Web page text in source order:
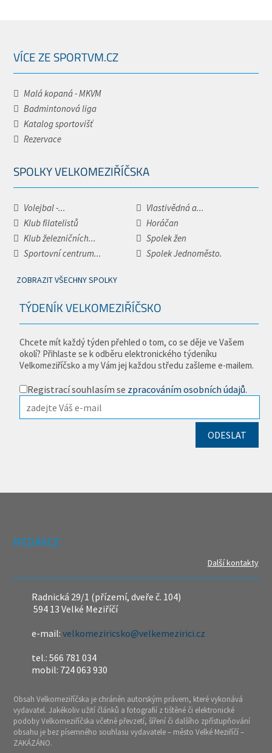
VÍCE ZE SPORTVM.CZ
Malá kopaná - MKVM
Badmintonová liga
Katalog sportovišť
Rezervace
SPOLKY VELKOMEZIŘÍČSKA
Volejbal -...
Vlastivědná a...
Klub filatelistů
Horáčan
Klub železničních...
Spolek žen
Sportovní centrum...
Spolek Jednoměsto.
ZOBRAZIT VŠECHNY SPOLKY
TÝDENÍK VELKOMEZIŘÍČSKO
Chcete mít každý týden přehled o tom, co se děje ve Vašem
okolí? Přihlaste se k odběru elektronického týdeníku
Velkomeziříčsko a my Vám jej každou středu zašleme e-mailem.
Registrací souhlasím se zpracováním osobních údajů.
REDAKCE
Další kontakty
Radnická 29/1 (přízemí, dveře č. 104)
594 13 Velké Meziříčí
e-mail:velkomeziricsko@velkemezirici.cz
tel.: 566 781 034
mobil: 724 063 930
Obsah Velkomeziříčska je chráněn autorským právem, které vykonává
vydavatel. Jakékoliv užití článků a fotografií z tištěné či elektronické
podoby Velkomeziříčska včetně převzetí, šíření či dalšího zpřístupňování
obsahu je bez písemného souhlasu vydavatele – město Velké Meziříčí –
ZAKÁZÁNO.